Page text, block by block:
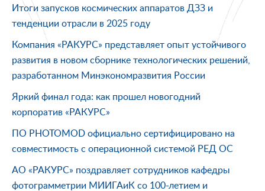
Итоги запусков космических аппаратов ДЗЗ и
тенденции отрасли в 2025 году
Компания «РАКУРС» представляет опыт устойчивого
развития в новом сборнике технологических решений,
разработанном Минэкономразвития России
Яркий финал года: как прошел новогодний
корпоратив «РАКУРС»
ПО PHOTOMOD официально сертифицировано на
совместимость с операционной системой РЕД ОС
АО «РАКУРС» поздравляет сотрудников кафедры
фотограмметрии МИИГАиК со 100-летием и